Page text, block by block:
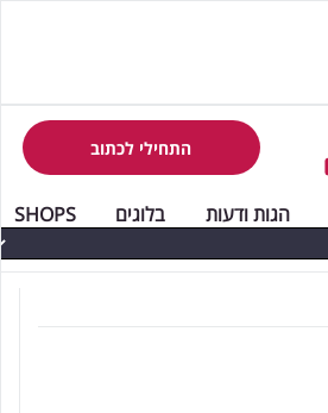
התחילי לכתוב
הגות ודעות בלוגים SHOPS